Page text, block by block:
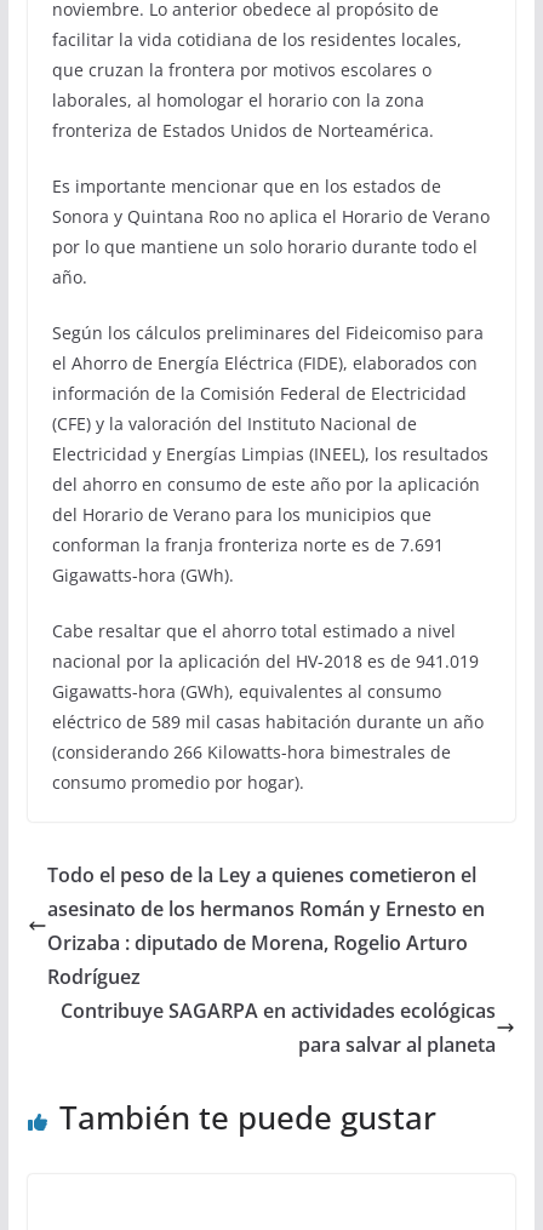
noviembre. Lo anterior obedece al propósito de
facilitar la vida cotidiana de los residentes locales,
que cruzan la frontera por motivos escolares o
laborales, al homologar el horario con la zona
fronteriza de Estados Unidos de Norteamérica.
Es importante mencionar que en los estados de
Sonora y Quintana Roo no aplica el Horario de Verano
por lo que mantiene un solo horario durante todo el
año.
Según los cálculos preliminares del Fideicomiso para
el Ahorro de Energía Eléctrica (FIDE), elaborados con
información de la Comisión Federal de Electricidad
(CFE) y la valoración del Instituto Nacional de
Electricidad y Energías Limpias (INEEL), los resultados
del ahorro en consumo de este año por la aplicación
del Horario de Verano para los municipios que
conforman la franja fronteriza norte es de 7.691
Gigawatts-hora (GWh).
Cabe resaltar que el ahorro total estimado a nivel
nacional por la aplicación del HV-2018 es de 941.019
Gigawatts-hora (GWh), equivalentes al consumo
eléctrico de 589 mil casas habitación durante un año
(considerando 266 Kilowatts-hora bimestrales de
consumo promedio por hogar).
Todo el peso de la Ley a quienes cometieron el
asesinato de los hermanos Román y Ernesto en
Orizaba : diputado de Morena, Rogelio Arturo
Rodríguez
Contribuye SAGARPA en actividades ecológicas
para salvar al planeta
También te puede gustar